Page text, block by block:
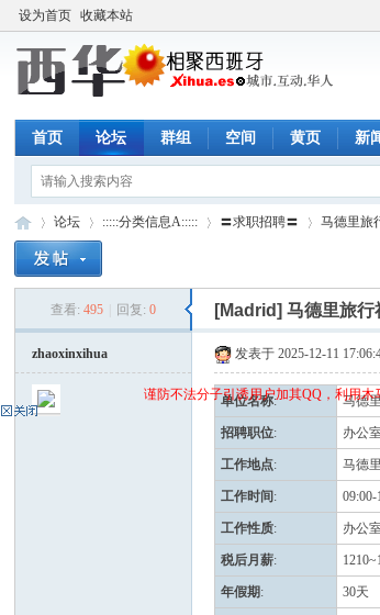
设为首页 收藏本站
首页 论坛 群组 空间 黄页 新
论坛
›
:::::分类信息A::::: 〓求职招聘〓
›
马德里旅
查看: 495 回复: 0 [Madrid]马德里旅行
zhaoxinxihua 发表于 2025-12-11
单位名称: 马德
招聘职位: 办公
工作地点: 马德
工作时间 : 09:00-
工作性质: 办公
税后月薪:
年假期: 30天
谨防不法分子引诱用户加其QQ，利用木马